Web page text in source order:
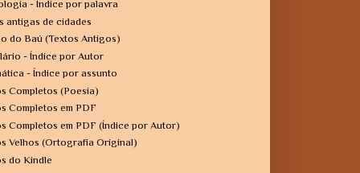
- Índice por palavra
antigas de cidades
do Baú (Textos Antigos)
- Índice por Autor
- Índice por assunto
Completos (Poesia)
Completos em PDF
Completos em PDF (Índice por Autor)
Velhos (Ortografia Original)
do Kindle